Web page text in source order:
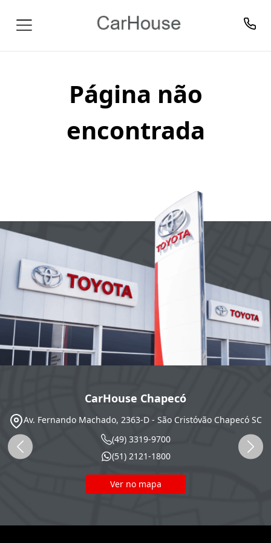
Página não
encontrada
CarHouse Chapecó
Av. Fernando Machado, 2363-D - São Cristóvão Chapecó SC
(49) 3319-9700
(51) 2121-1800
Ver no mapa